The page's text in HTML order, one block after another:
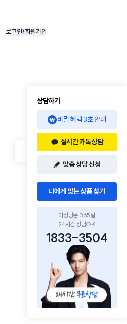
로그인/회원가입
상담하기
비밀 혜택 3초 안내
실시간 카톡상담
맞춤 상담 신청
나에게 맞는 상품 찾기
아정당은 365일
24시간 상담OK
1833-3504